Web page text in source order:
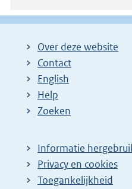
Over deze website
Contact
English
Help
Zoeken
Informatie
Privacy en cookies
Toegankelijkheid